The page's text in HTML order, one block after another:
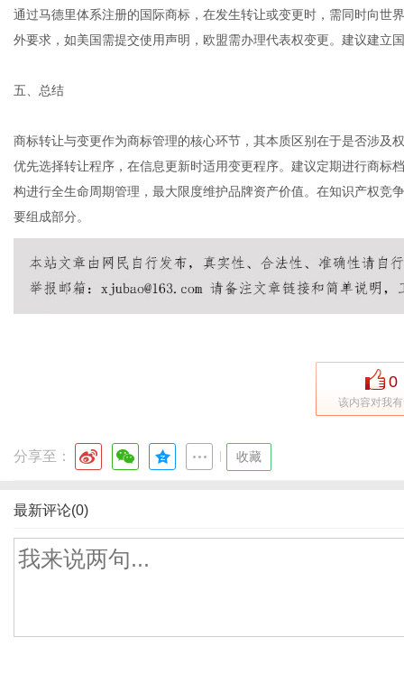
通过马德里体系注册的国际商标，在发生转让或变更时，需同时向世
外要求，如美国需提交使用声明，欧盟需办理代表权变更。建议建立
五、总结
商标转让与变更作为商标管理的核心环节，其本质区别在于是否涉及
优先选择转让程序，在信息更新时适用变更程序。建议定期进行商标
构进行全生命周期管理，最大限度维护品牌资产价值。在知识产权竞
要组成部分。
0
该内容对我
分享至： 收藏
最新评论(0)